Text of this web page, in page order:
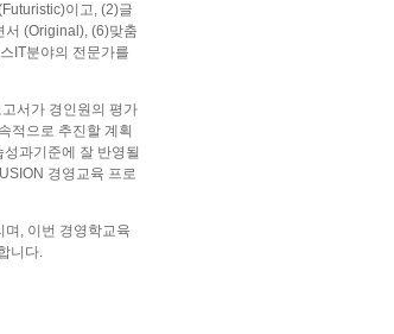
이고, (2)글
서 (Original), (6)맞춤
IT분야의 전문가를
서가 경인원의 평가
적으로 추진할 계획
과기준에 잘 반영될
경영교육 프로
, 이번 경영학교육
니다.